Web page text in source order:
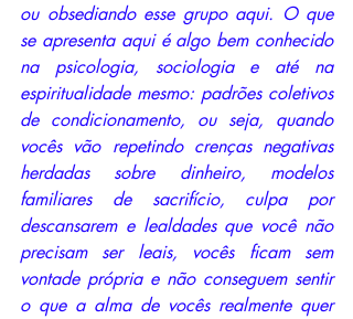
ou obsediando esse grupo aqui. O que
se apresenta aqui é algo bem conhecido
na psicologia, sociologia e até na
espiritualidade mesmo: padrões coletivos
de condicionamento, ou seja, quando
vocês vão repetindo crenças negativas
herdadas sobre dinheiro, modelos
familiares de sacrifício, culpa por
descansarem e lealdades que você não
precisam ser leais, vocês ficam sem
vontade própria e não conseguem sentir
o que a alma de vocês realmente quer